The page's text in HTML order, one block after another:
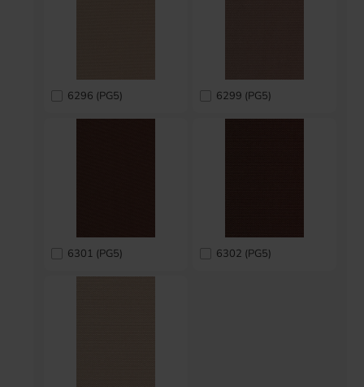
6296 (PG5) 6299 (PG5)
6301 (PG5) 6302 (PG5)